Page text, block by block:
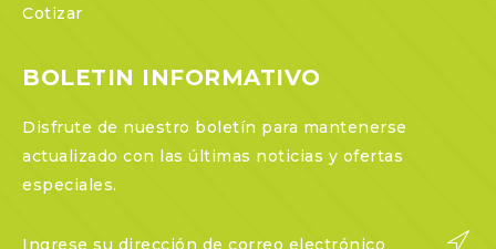
Cotizar
BOLETIN INFORMATIVO
Disfrute de nuestro boletín para mantenerse
actualizado con las últimas noticias y ofertas
especiales.